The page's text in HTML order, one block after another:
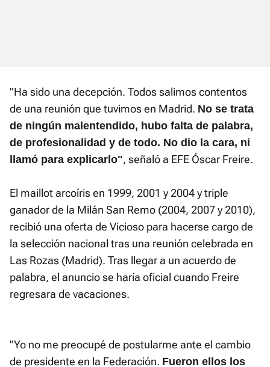
"Ha sido una decepción. Todos salimos contentos
de una reunión que tuvimos en Madrid. No se trata
de ningún malentendido, hubo falta de palabra,
de profesionalidad y de todo. No dio la cara, ni
llamó para explicarlo", señaló a EFE Óscar Freire.
El maillot arcoíris en 1999, 2001 y 2004 y triple
ganador de la Milán San Remo (2004, 2007 y 2010),
recibió una oferta de Vicioso para hacerse cargo de
la selección nacional tras una reunión celebrada en
Las Rozas (Madrid). Tras llegar a un acuerdo de
palabra, el anuncio se haría oficial cuando Freire
regresara de vacaciones.
"Yo no me preocupé de postularme ante el cambio
de presidente en la Federación. Fueron ellos los